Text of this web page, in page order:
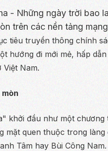
- Những ngày trời bao
trên các nền tảng
tiêu truyền thông chính
hướng đi mới mẻ, hấp
Nam.
khởi đầu như một
mặt quen thuộc trong
Tâm hay Bùi Công